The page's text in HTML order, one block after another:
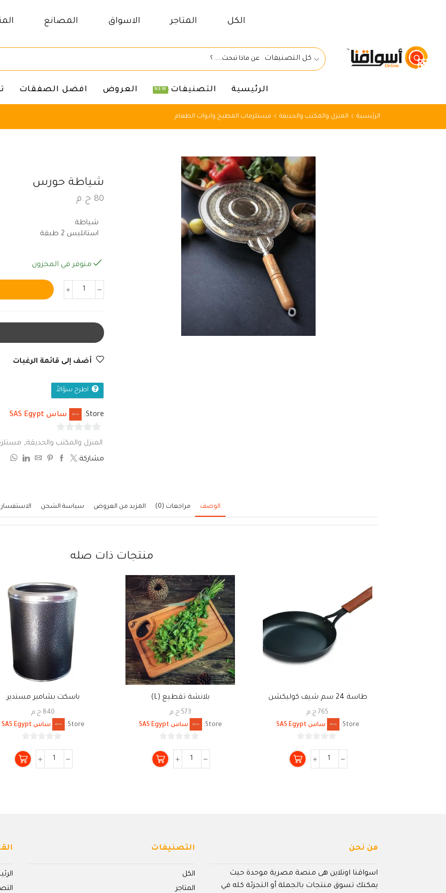
الكل المتاجر الاسواق المصانع
كل التصنيفات
الرئيسية التصنيفات NEW العروض افضل الصفقات
الرئيسية المنزل والمكتب والحديقة مستلزمات المطبخ وادوات الطعام
شياطة حورس
80 ج.م
شياطة
استانليس 2 طبقة
متوفر في المخزون
أضف إلى قائمة الرغبات
اطرح سؤالاً
Store: ساس SAS Egypt
المنزل والمكتب والحديقة,
مشاركة:
الوصف مراجعات (0) المزيد من العروض سياسة الشحن
منتجات ذات صله
طاسة 24 سم شيف كوليكشن
765 ج.م
Store:
ساس SAS Egypt
من
5
بلانشة تقطيع (L)
573 ج.م
Store:
ساس SAS Egypt
من
5
باسكت بشامبر مستدير
840 ج.م
Store:
ساس SAS Egypt
من
5
من نحن
اسواقنا اونلاين هى منصة مصرية موحدة حيث
يمكنك تسوق منتجات بالجملة أو التجزئة كله في
التصنيفات
الكل
المتاجر